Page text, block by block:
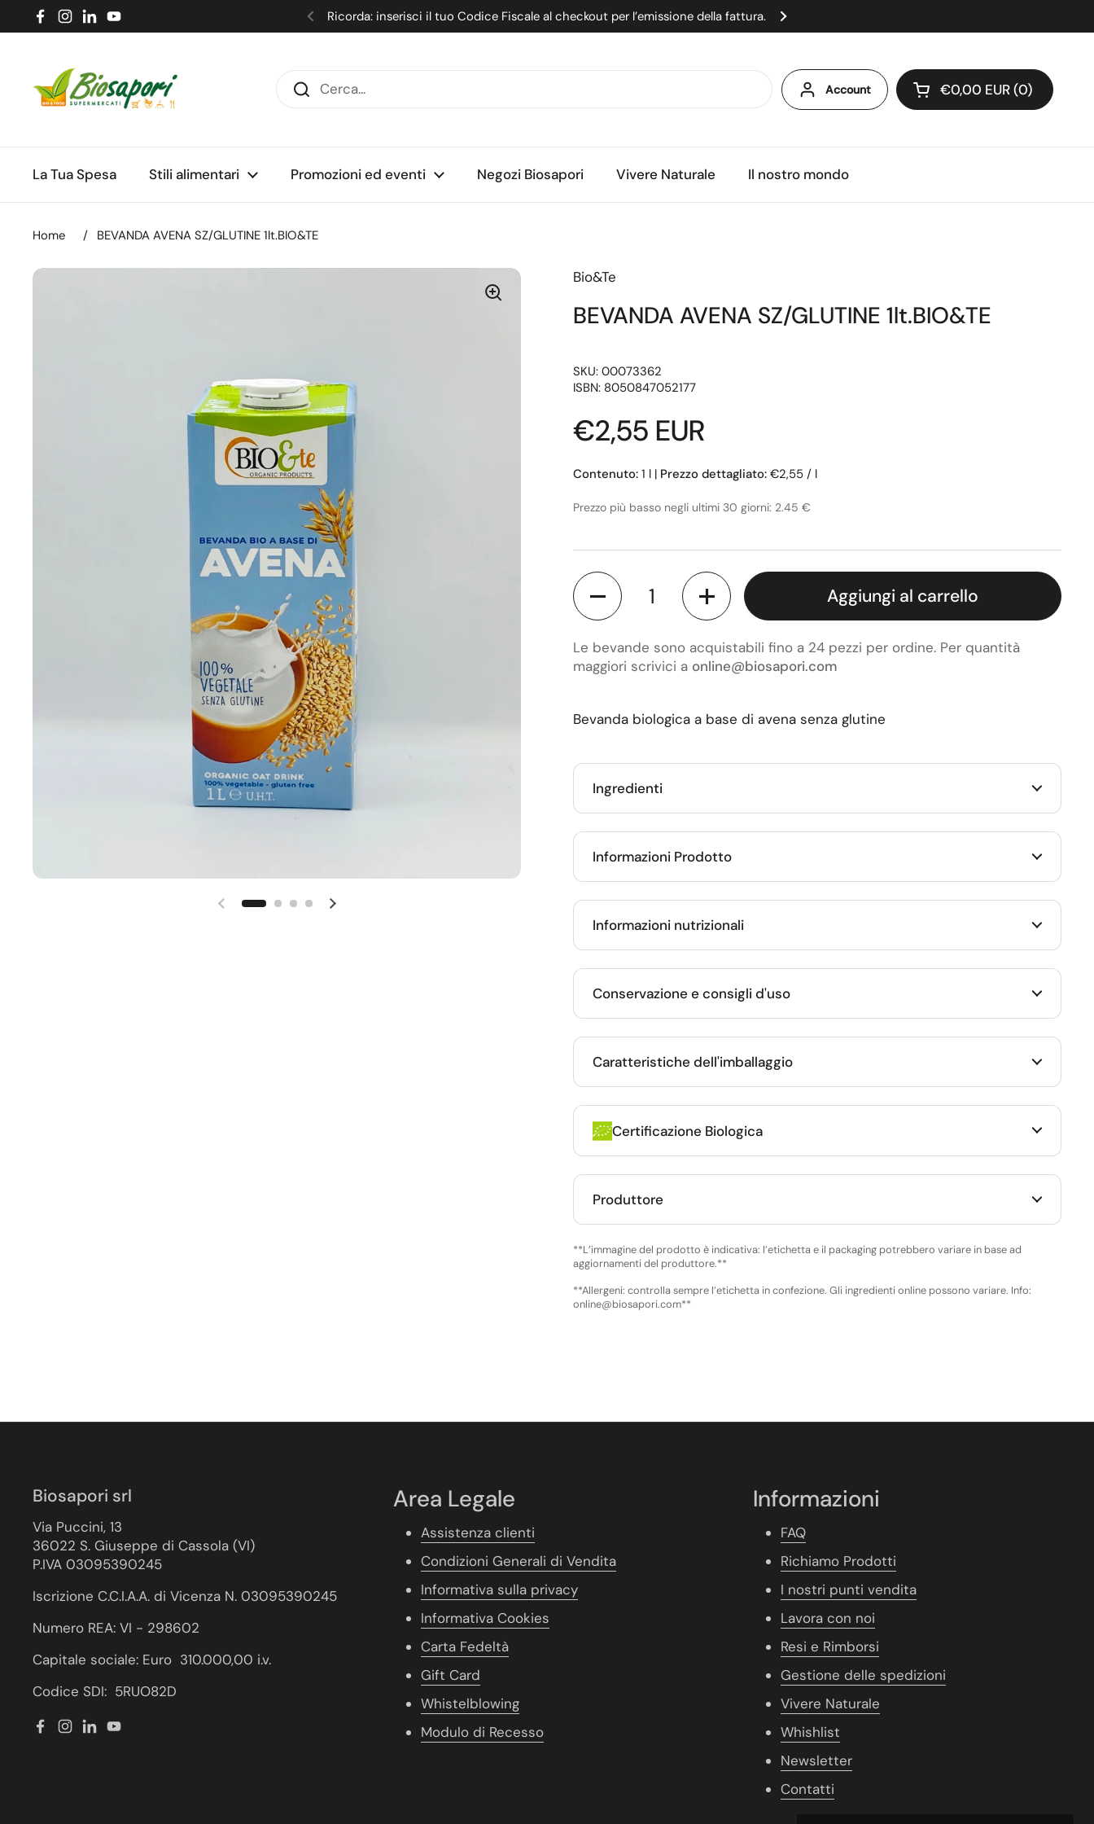
Passa ai contenuti
Facebook
Instagram
LinkedInYouTube Precedente
Ricorda: inserisci il tuo Codice Fiscale al checkout per l’emissione della fattura. Successivo
Account Apri carrello
Carrello Totale:
€0,00 EUR 0
prodotti nel carrello
La Tua Spesa Stili alimentari Promozioni ed eventi Negozi Biosapori Vivere Naturale Il nostro mondo
Home / BEVANDA AVENA SZ/GLUTINE 1lt.BIO&TE
Diapositiva precedenteDiapositiva successiva
Bio&Te
BEVANDA AVENA SZ/GLUTINE 1lt.BIO&TE
SKU: 00073362
ISBN: 8050847052177
Prezzo di listino
€2,55 EUR
Contenuto: 1 l | Prezzo dettagliato: €2,55 / l
Prezzo più basso negli ultimi 30 giorni: 2.45 €
Quantità
Aggiungi al carrello
Le bevande sono acquistabili fino a 24 pezzi per ordine. Per quantità
maggiori scrivici a online@biosapori.com
Bevanda biologica a base di avena senza glutine
Ingredienti
Informazioni Prodotto
Informazioni nutrizionali
Conservazione e consigli d'uso
Caratteristiche dell'imballaggio
Certificazione Biologica
Produttore
**L’immagine del prodotto è indicativa: l’etichetta e il packaging potrebbero variare in base ad
aggiornamenti del produttore.**
**Allergeni: controlla sempre l’etichetta in confezione. Gli ingredienti online possono variare. Info:
online@biosapori.com**
Biosapori srl
Via Puccini, 13
36022 S. Giuseppe di Cassola (VI)
P.IVA 03095390245
Iscrizione C.C.I.A.A. di Vicenza N. 03095390245
Numero REA: VI - 298602
Capitale sociale: Euro 310.000,00 i.v.
Codice SDI: 5RUO82D
Facebook
Instagram
LinkedInYouTube
Area Legale
Assistenza clienti
Condizioni Generali di Vendita
Informativa sulla privacy
Informativa Cookies
Carta Fedeltà
Gift Card
Whistelblowing
Modulo di Recesso
Informazioni
FAQ
Richiamo Prodotti
I nostri punti vendita
Lavora con noi
Resi e Rimborsi
Gestione delle spedizioni
Vivere Naturale
Whishlist
Newsletter
Contatti